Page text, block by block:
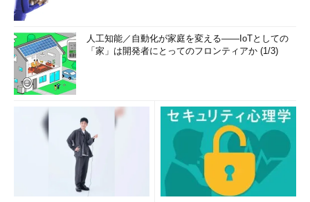
人工知能／自動化が家庭を変える――IoTとしての
「家」は開発者にとってのフロンティアか (1/3)